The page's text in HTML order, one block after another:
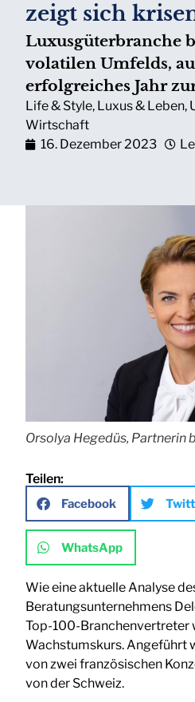
zeigt sich
Luxusgüterbranche
volatilen Umfelds,
erfolgreiches Jahr
Life & Style, Luxus & Leben,
Wirtschaft
16. Dezember 2023
Orsolya Hegedüs, Partnerin
Teilen:
Facebook
WhatsApp
Wie eine aktuelle Analyse
Beratungsunternehmens
Top-100-Branchenvertreter
Wachstumskurs. Angeführt
von zwei französischen
von der Schweiz.